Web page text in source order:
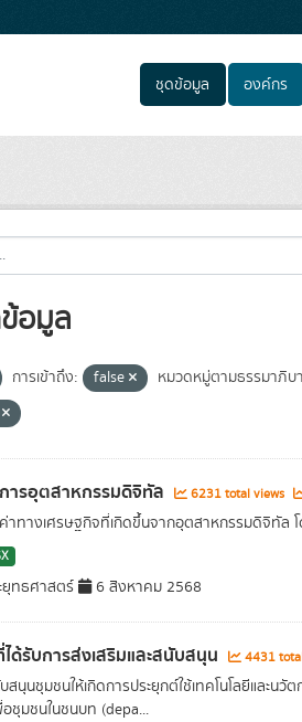
ชุดข้อมูล องค์กร
อมูล
การเข้าถึง: false
หมวดหมู่ตามธรรมาภิบ
รอุตสาหกรรมดิจิทัล 6231 total views
ทางเศรษฐกิจที่เกิดขึ้นจากอุตสาหกรรมดิจิทัล
ยุทธศาสตร์ 6 สิงหาคม 2568
ด้รับการส่งเสริมและสนับสนุน 4431
สนุนชุมชนให้เกิดการประยุกต์ใช้เทคโนโลยีและ
ชุมชนในชนบท (depa...